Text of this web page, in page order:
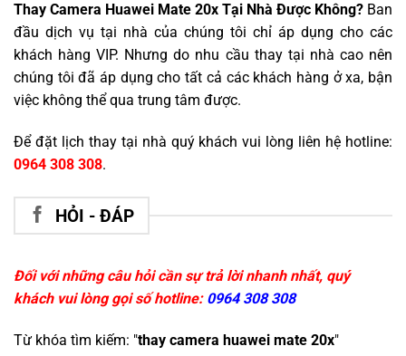
Thay Camera Huawei Mate 20x Tại Nhà Được Không? Ban
đầu dịch vụ tại nhà của chúng tôi chỉ áp dụng cho các
khách hàng VIP. Nhưng do nhu cầu thay tại nhà cao nên
chúng tôi đã áp dụng cho tất cả các khách hàng ở xa, bận
việc không thể qua trung tâm được.
Để đặt lịch thay tại nhà quý khách vui lòng liên hệ hotline:
0964 308 308.
HỎI - ĐÁP
Đối với những câu hỏi cần sự trả lời nhanh nhất, quý
khách vui lòng gọi số hotline: 0964 308 308
Từ khóa tìm kiếm: "thay camera huawei mate 20x"